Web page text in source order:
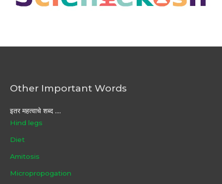
Other Important Words
इतर महत्वाचे शब्द ....
Hind legs
Diet
Amitosis
Micropropogation